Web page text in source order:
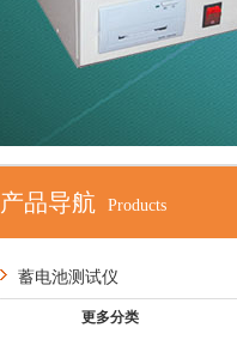
产品导航 Products
蓄电池测试仪
更多分类